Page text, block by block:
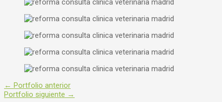
← Portfolio anterior
Portfolio siguiente →